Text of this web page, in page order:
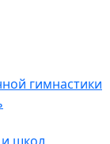
гимнастики